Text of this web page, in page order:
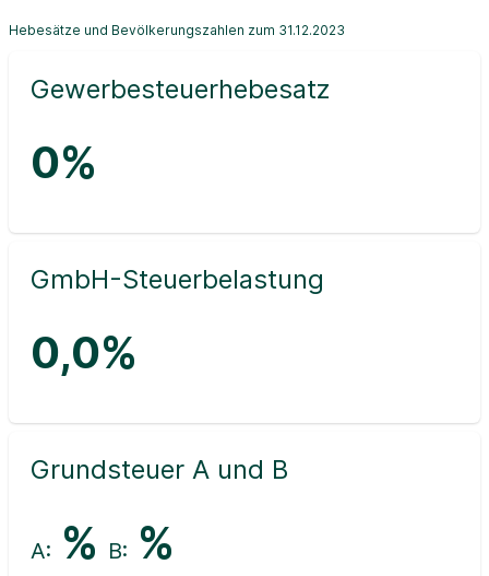
Hebesätze und Bevölkerungszahlen zum 31.12.2023
Gewerbesteuerhebesatz
0%
GmbH-Steuerbelastung
0,0%
Grundsteuer A und B
A: % B: %